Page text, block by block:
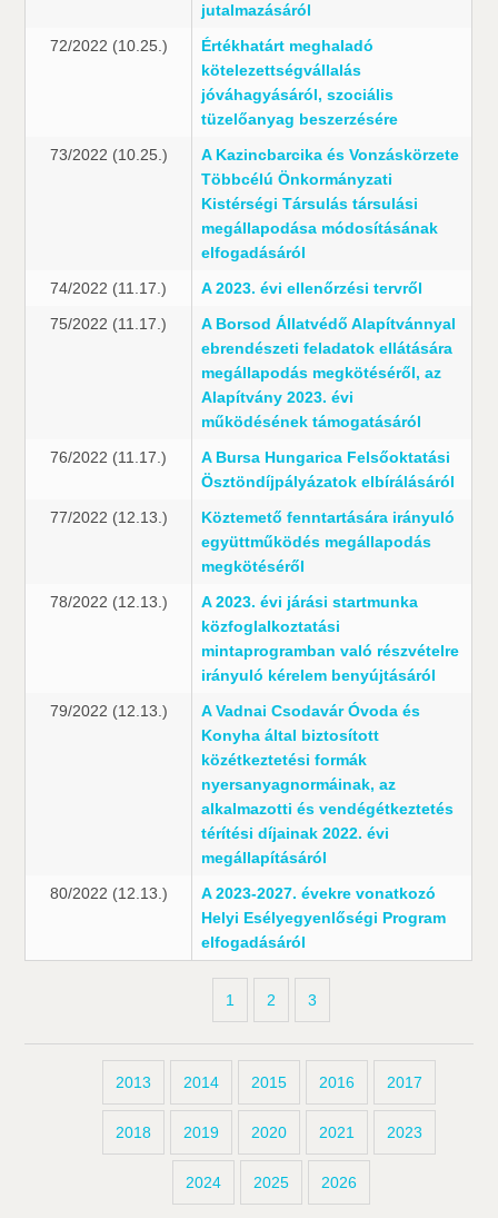
jutalmazásáról
72/2022 (10.25.)
Értékhatárt meghaladó
kötelezettségvállalás
jóváhagyásáról, szociális
tüzelőanyag beszerzésére
73/2022 (10.25.)
A Kazincbarcika és Vonzáskörzete
Többcélú Önkormányzati
Kistérségi Társulás társulási
megállapodása módosításának
elfogadásáról
74/2022 (11.17.)
A 2023. évi ellenőrzési tervről
75/2022 (11.17.)
A Borsod Állatvédő Alapítvánnyal
ebrendészeti feladatok ellátására
megállapodás megkötéséről, az
Alapítvány 2023. évi
működésének támogatásáról
76/2022 (11.17.)
A Bursa Hungarica Felsőoktatási
Ösztöndíjpályázatok elbírálásáról
77/2022 (12.13.)
Köztemető fenntartására irányuló
együttműködés megállapodás
megkötéséről
78/2022 (12.13.)
A 2023. évi járási startmunka
közfoglalkoztatási
mintaprogramban való részvételre
irányuló kérelem benyújtásáról
79/2022 (12.13.)
A Vadnai Csodavár Óvoda és
Konyha által biztosított
közétkeztetési formák
nyersanyagnormáinak, az
alkalmazotti és vendégétkeztetés
térítési díjainak 2022. évi
megállapításáról
80/2022 (12.13.)
A 2023-2027. évekre vonatkozó
Helyi Esélyegyenlőségi Program
elfogadásáról
1 2 3
2013 2014 2015 2016 2017
2018 2019 2020 2021 2023
2024 2025 2026